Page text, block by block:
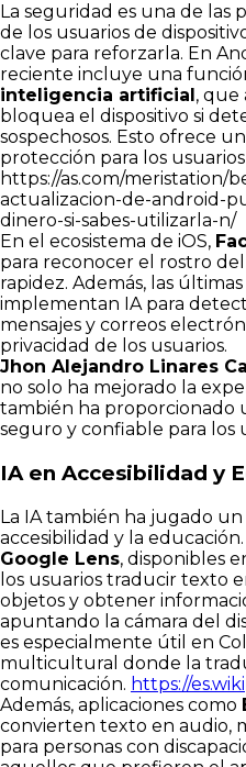
La seguridad es una de las
de los usuarios de
clave para reforzarla. En
reciente incluye una
inteligencia artificial , que
bloquea el dispositivo si
sospechosos. Esto ofrece
protección para los
https://as.com/meristation/
actualizacion-de-android-
dinero-si-sabes-utilizarla-n/
En el ecosistema de iOS,
para reconocer el rostro
rapidez. Además, las
implementan IA para
mensajes y correos
privacidad de los usuarios.
Jhon Alejandro Linares
no solo ha mejorado la
también ha proporcionado
seguro y confiable para los
IA en Accesibilidad y
La IA también ha jugado
accesibilidad y la
Google Lens, disponibles
los usuarios traducir texto
objetos y obtener
apuntando la cámara del
es especialmente útil en
multicultural donde la
comunicación. https://
Además, aplicaciones como
convierten texto en audio,
para personas con